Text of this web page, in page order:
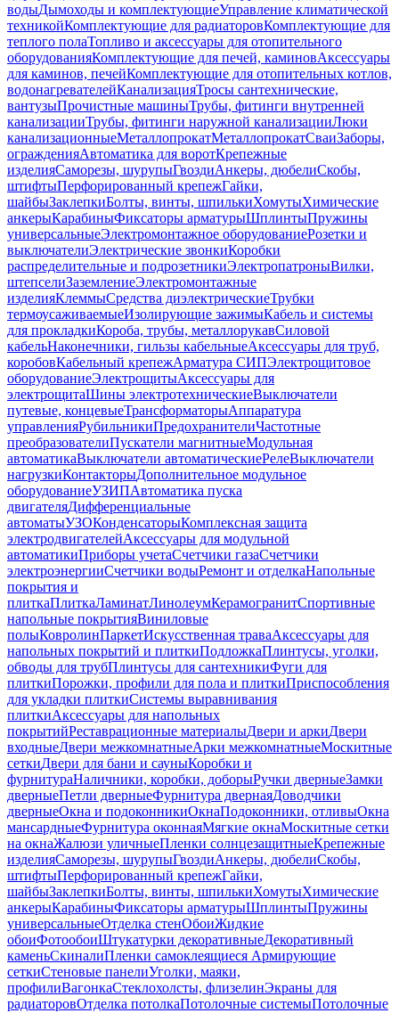
водыДымоходы и комплектующиеУправление климатической
техникойКомплектующие для радиаторовКомплектующие для
теплого полаТопливо и аксессуары для отопительного
оборудованияКомплектующие для печей, каминовАксессуары
для каминов, печейКомплектующие для отопительных котлов,
водонагревателейКанализацияТросы сантехнические,
вантузыПрочистные машиныТрубы, фитинги внутренней
канализацииТрубы, фитинги наружной канализацииЛюки
канализационныеМеталлопрокатМеталлопрокатСваиЗаборы,
огражденияАвтоматика для воротКрепежные
изделияСаморезы, шурупыГвоздиАнкеры, дюбелиСкобы,
штифтыПерфорированный крепежГайки,
шайбыЗаклепкиБолты, винты, шпилькиХомутыХимические
анкерыКарабиныФиксаторы арматурыШплинтыПружины
универсальныеЭлектромонтажное оборудованиеРозетки и
выключателиЭлектрические звонкиКоробки
распределительные и подрозетникиЭлектропатроныВилки,
штепселиЗаземлениеЭлектромонтажные
изделияКлеммыСредства диэлектрическиеТрубки
термоусаживаемыеИзолирующие зажимыКабель и системы
для прокладкиКороба, трубы, металлорукавСиловой
кабельНаконечники, гильзы кабельныеАксессуары для труб,
коробовКабельный крепежАрматура СИПЭлектрощитовое
оборудованиеЭлектрощитыАксессуары для
электрощитаШины электротехническиеВыключатели
путевые, концевыеТрансформаторыАппаратура
управленияРубильникиПредохранителиЧастотные
преобразователиПускатели магнитныеМодульная
автоматикаВыключатели автоматическиеРелеВыключатели
нагрузкиКонтакторыДополнительное модульное
оборудованиеУЗИПАвтоматика пуска
двигателяДифференциальные
автоматыУЗОКонденсаторыКомплексная защита
электродвигателейАксессуары для модульной
автоматикиПриборы учетаСчетчики газаСчетчики
электроэнергииСчетчики водыРемонт и отделкаНапольные
покрытия и
плиткаПлиткаЛаминатЛинолеумКерамогранитСпортивные
напольные покрытияВиниловые
полыКовролинПаркетИскусственная траваАксессуары для
напольных покрытий и плиткиПодложкаПлинтусы, уголки,
обводы для трубПлинтусы для сантехникиФуги для
плиткиПорожки, профили для пола и плиткиПриспособления
для укладки плиткиСистемы выравнивания
плиткиАксессуары для напольных
покрытийРеставрационные материалыДвери и аркиДвери
входныеДвери межкомнатныеАрки межкомнатныеМоскитные
сеткиДвери для бани и сауныКоробки и
фурнитураНаличники, коробки, доборыРучки дверныеЗамки
дверныеПетли дверныеФурнитура двернаяДоводчики
дверныеОкна и подоконникиОкнаПодоконники, отливыОкна
мансардныеФурнитура оконнаяМягкие окнаМоскитные сетки
на окнаЖалюзи уличныеПленки солнцезащитныеКрепежные
изделияСаморезы, шурупыГвоздиАнкеры, дюбелиСкобы,
штифтыПерфорированный крепежГайки,
шайбыЗаклепкиБолты, винты, шпилькиХомутыХимические
анкерыКарабиныФиксаторы арматурыШплинтыПружины
универсальныеОтделка стенОбоиЖидкие
обоиФотообоиШтукатурки декоративныеДекоративный
каменьСкиналиПленки самоклеящиеся Армирующие
сеткиСтеновые панелиУголки, маяки,
профилиВагонкаСтеклохолсты, флизелинЭкраны для
радиаторовОтделка потолкаПотолочные системыПотолочные